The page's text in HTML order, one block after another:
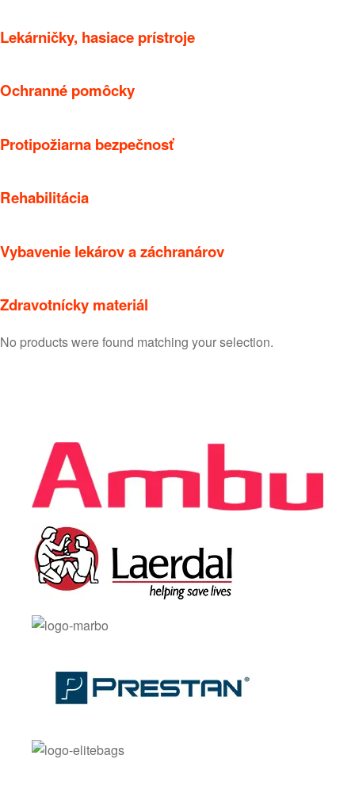
Lekárničky, hasiace prístroje
Ochranné pomôcky
Protipožiarna bezpečnosť
Rehabilitácia
Vybavenie lekárov a záchranárov
Zdravotnícky materiál
No products were found matching your selection.